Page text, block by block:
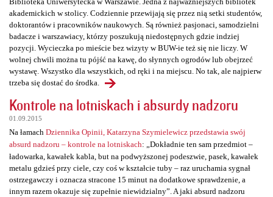
akademickich w stolicy. Codziennie przewijają się przez nią setki studentów,
doktorantów i pracowników naukowych. Są również pasjonaci, samodzielni
badacze i warszawiacy, którzy poszukują niedostępnych gdzie indziej
pozycji. Wycieczka po mieście bez wizyty w BUW-ie też się nie liczy. W
wolnej chwili można tu pójść na kawę, do słynnych ogrodów lub obejrzeć
wystawę. Wszystko dla wszystkich, od ręki i na miejscu. No tak, ale najpierw
trzeba się dostać do środka.
Kontrole na lotniskach i absurdy nadzoru
01.09.2015
Na łamach Dziennika Opinii, Katarzyna Szymielewicz przedstawia swój
absurd nadzoru – kontrole na lotniskach: „Dokładnie ten sam przedmiot –
ładowarka, kawałek kabla, but na podwyższonej podeszwie, pasek, kawałek
metalu gdzieś przy ciele, czy coś w kształcie tuby – raz uruchamia sygnał
ostrzegawczy i oznacza stracone 15 minut na dodatkowe sprawdzenie, a
innym razem okazuje się zupełnie niewidzialny”. A jaki absurd nadzoru